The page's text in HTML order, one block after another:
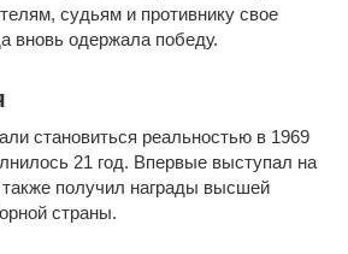
судьям и противнику свое
вновь одержала победу.
становиться реальностью в 1969
21 год. Впервые выступал на
получил награды высшей
страны.